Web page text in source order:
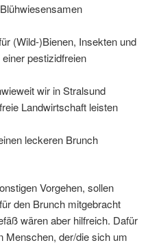
(Wild-)Bienen, Insekten und
pestizidfreien
wir in Stralsund
Landwirtschaft leisten
leckeren Brunch
Vorgehen, sollen
den Brunch mitgebracht
wären aber hilfreich. Dafür
Menschen, der/die sich um